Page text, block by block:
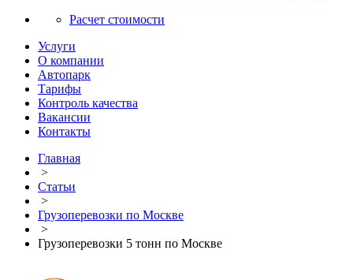
Расчет стоимости
Услуги
О компании
Автопарк
Тарифы
Контроль качества
Вакансии
Контакты
Главная
>
Статьи
>
Грузоперевозки по Москве
>
Грузоперевозки 5 тонн по Москве